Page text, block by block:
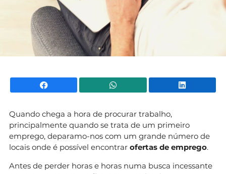
Facebook WhatsApp
Quando chega a hora de procurar trabalho,
principalmente quando se trata de um primeiro
emprego, deparamo-nos com um grande número de
locais onde é possível encontrar ofertas de emprego.
Antes de perder horas e horas numa busca incessante